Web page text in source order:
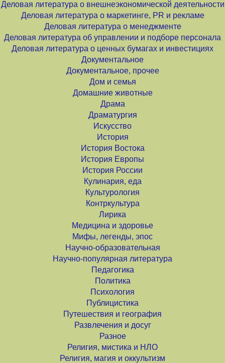
Деловая литература о внешнеэкономической деятельности
Деловая литература о маркетинге, PR и рекламе
Деловая литература о менеджменте
Деловая литература об управлении и подборе персонала
Деловая литература о ценных бумагах и инвестициях
Документальное
Документальное, прочее
Дом и семья
Домашние животные
Драма
Драматургия
Искусство
История
История Востока
История Европы
История России
Кулинария, еда
Культурология
Контркультура
Лирика
Медицина и здоровье
Мифы, легенды, эпос
Научно-образовательная
Научно-популярная литература
Педагогика
Политика
Психология
Публицистика
Путешествия и география
Развлечения и досуг
Разное
Религия, мистика и НЛО
Религия, магия и оккультизм